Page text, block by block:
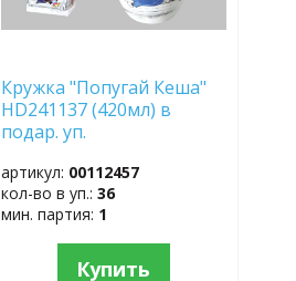
Кружка "Попугай Кеша"
HD241137 (420мл) в
подар. уп.
артикул: 00112457
кол-во в уп.: 36
мин. партия: 1
Купить